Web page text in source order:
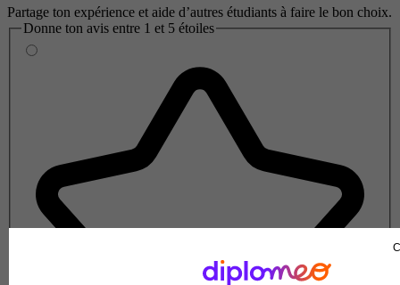
Partage ton expérience et aide d’autres étudiants à faire le bon choix.
Donne ton avis entre 1 et 5 étoiles